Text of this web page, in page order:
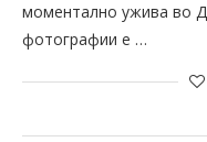
моментално ужива во
фотографии е …